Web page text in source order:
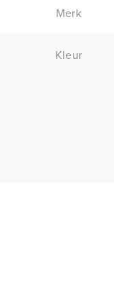
Merk
Kleur